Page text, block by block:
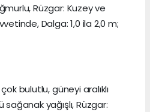
Rüzgar: Kuzey ve
Dalga: 1,0 ila 2,0 m;
bulutlu, güneyi aralıklı
yağışlı, Rüzgar: